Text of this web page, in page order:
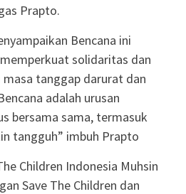
Prapto.
Bencana ini
solidaritas dan
tanggap darurat dan
adalah urusan
bersama sama, termasuk
tangguh” imbuh Prapto
Children Indonesia Muhsin
Save The Children dan